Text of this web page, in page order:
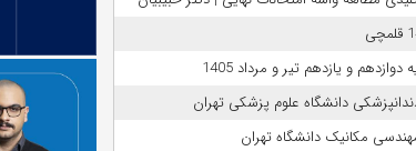
و یازدهم تیر و مرداد 1405
دانشگاه علوم پزشکی تهران
مکانیک دانشگاه تهران